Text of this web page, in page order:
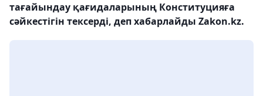
тағайындау қағидаларының Конституцияға
сәйкестігін тексерді, деп хабарлайды Zakon.kz.